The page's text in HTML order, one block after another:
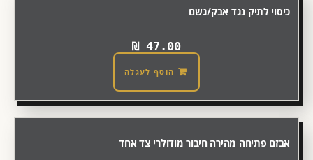
כיסוי לתיק נגד אבק/גשם
47.00
₪
הוסף לעגלה
אבזם פתיחה מהירה חיבור מודולרי צד אחד